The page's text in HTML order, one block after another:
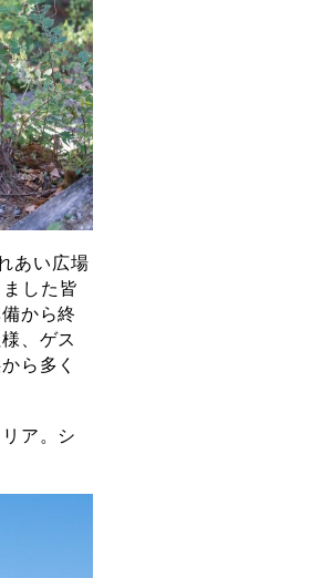
あい広場
した皆
から終
、ゲス
ら多く
ア。シ